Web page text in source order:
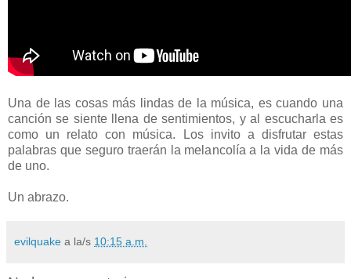
Una de las cosas más lindas de la música, es cuando una
canción se siente llena de sentimientos, y al escucharla es
como un relato con música. Los invito a disfrutar estas
palabras que seguro traerán la melancolía a la vida de más
de uno.
Un abrazo.
evilquake a la/s 10:15 a.m.